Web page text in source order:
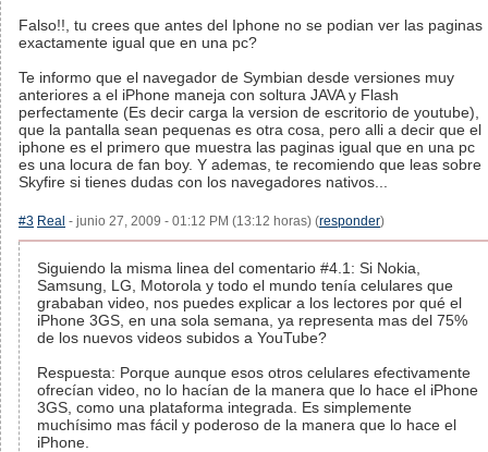
Falso!!, tu crees que antes del Iphone no se podian ver las paginas
exactamente igual que en una pc?
Te informo que el navegador de Symbian desde versiones muy
anteriores a el iPhone maneja con soltura JAVA y Flash
perfectamente (Es decir carga la version de escritorio de youtube),
que la pantalla sean pequenas es otra cosa, pero alli a decir que el
iphone es el primero que muestra las paginas igual que en una pc
es una locura de fan boy. Y ademas, te recomiendo que leas sobre
Skyfire si tienes dudas con los navegadores nativos...
#3 Real - junio 27, 2009 - 01:12 PM (13:12 horas) (responder)
Siguiendo la misma linea del comentario #4.1: Si Nokia,
Samsung, LG, Motorola y todo el mundo tenía celulares que
grababan video, nos puedes explicar a los lectores por qué el
iPhone 3GS, en una sola semana, ya representa mas del 75%
de los nuevos videos subidos a YouTube?
Respuesta: Porque aunque esos otros celulares efectivamente
ofrecían video, no lo hacían de la manera que lo hace el iPhone
3GS, como una plataforma integrada. Es simplemente
muchísimo mas fácil y poderoso de la manera que lo hace el
iPhone.